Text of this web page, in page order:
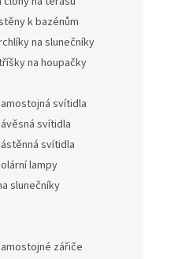
k bazénům
na slunečníky
na houpačky
svítidla
svítidla
svítidla
lampy
slunečníky
zářiče